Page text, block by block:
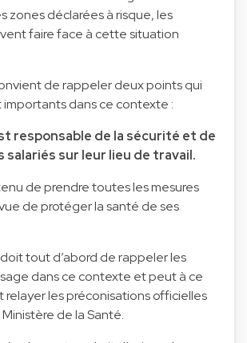
zones déclarées à risque, les
faire face à cette situation
de rappeler deux points qui
importants dans ce contexte :
responsable de la sécurité et de
salariés sur leur lieu de travail.
de prendre toutes les mesures
de protéger la santé de ses
tout d’abord de rappeler les
dans ce contexte et peut à ce
les préconisations officielles
de la Santé.